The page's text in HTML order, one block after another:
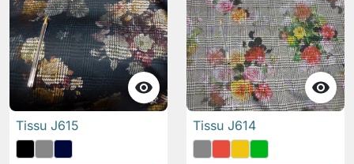

Tissu J615

Tissu J614